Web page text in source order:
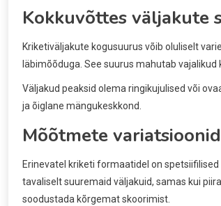
Kokkuvõttes väljakute
Kriketiväljakute kogusuurus võib oluliselt
läbimõõduga. See suurus mahutab
Väljakud peaksid olema ringikujulised või
ja õiglane mängukeskkond.
Mõõtmete
Erinevatel kriketi formaatidel on
tavaliselt suuremaid väljakuid, samas kui
soodustada kõrgemat skoorimist.